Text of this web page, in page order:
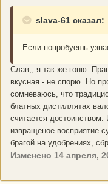
slava-61 сказал:
Если попробуешь
Слав,, я так-же гоню.
вкусная - не спорю. Но
сомневаюсь, что
блатных дистиллятах
считается
извращеное восприятие
брагой на удобрениях,
Изменено 14 апреля,